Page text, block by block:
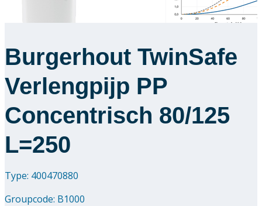
Burgerhout TwinSafe
Verlengpijp PP
Concentrisch 80/125
L=250
Type: 400470880
Groupcode: B1000